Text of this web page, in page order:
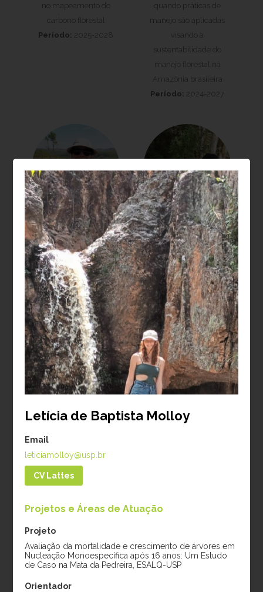
Letícia de Baptista Molloy
Email
leticiamolloy@usp.br
CV Lattes
Projetos e Áreas de Atuação
Projeto
Avaliação da mortalidade e crescimento de árvores em
Nucleação Monoespecífica após 16 anos: Um Estudo
de Caso na Mata da Pedreira, ESALQ-USP
Orientador
no mapeamento do
carbono florestal
Período: 2025-2028
quando práticas de
manejo são aplicadas
visando a
sustentabilidade do
manejo florestal na
Amazônia brasileira
Período: 2024-2027
Laura Barbosa
Vedovato
Projeto:
Recuperação
da biodiversidade e
estoques de carbono na
restauração de
paisagens florestais
Período:2024-2026
Moisés Silveira
Lobão
Projeto:
Dendroclimatologia em
Sistemas agroflorestais
(SAFs): relações entre
sanidade, crescimento
diamétrico e mudanças
climáticas em cacau e
cupuaçu na Amazônia
Período:2025-2026
Amanda Marsh
Cooke
Projeto:Previsão de
Gabriela
Albuquerque Lucio